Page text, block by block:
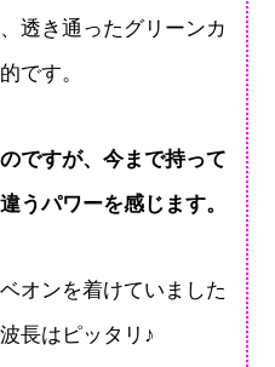
透き通ったグリーンカ
です。
ですが、今まで持って
うパワーを感じます。
オンを着けていました
長はピッタリ♪